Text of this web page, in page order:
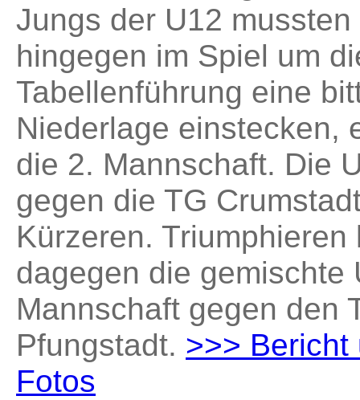
Jungs der U12 mussten
hingegen im Spiel um
Tabellenführung eine
Niederlage einstecken,
die 2. Mannschaft. Die
gegen die TG
Kürzeren. Triumphieren
dagegen die gemischte
Mannschaft gegen den
Pfungstadt. >>> Bericht
Fotos